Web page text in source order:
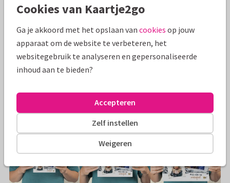
Papiersoort: Glans
Envelop: Geen, verzonden als ansichtkaart
Adres: Achterop de kaart
Formaten
Cookies van Kaartje2go
Ga je akkoord met het opslaan van cookies op jouw
apparaat om de website te verbeteren, het
websitegebruik te analyseren en gepersonaliseerde
inhoud aan te bieden?
Weigeren
Zelf instellen
Accepteren